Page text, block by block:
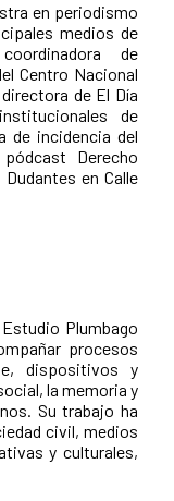
en periodismo
medios de
de
Centro Nacional
de El Día
de
de incidencia del
Derecho
en Calle
Plumbago
procesos
dispositivos y
la memoria y
Su trabajo ha
civil, medios
y culturales,